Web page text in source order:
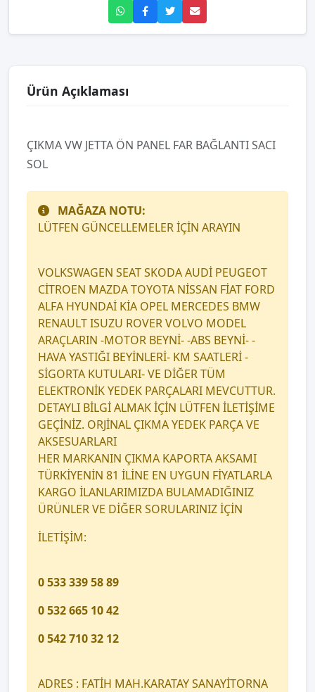
Ürün Açıklaması
ÇIKMA VW JETTA ÖN PANEL FAR BAĞLANTI SACI
SOL
MAĞAZA NOTU:
LÜTFEN GÜNCELLEMELER İÇİN ARAYIN
VOLKSWAGEN SEAT SKODA AUDİ PEUGEOT
CİTROEN MAZDA TOYOTA NİSSAN FİAT FORD
ALFA HYUNDAİ KİA OPEL MERCEDES BMW
RENAULT ISUZU ROVER VOLVO MODEL
ARAÇLARIN -MOTOR BEYNİ- -ABS BEYNİ- -
HAVA YASTIĞI BEYİNLERİ- KM SAATLERİ -
SİGORTA KUTULARI- VE DİĞER TÜM
ELEKTRONİK YEDEK PARÇALARI MEVCUTTUR.
DETAYLI BİLGİ ALMAK İÇİN LÜTFEN İLETİŞİME
GEÇİNİZ. ORJİNAL ÇIKMA YEDEK PARÇA VE
AKSESUARLARI
HER MARKANIN ÇIKMA KAPORTA AKSAMI
TÜRKİYENİN 81 İLİNE EN UYGUN FİYATLARLA
KARGO İLANLARIMIZDA BULAMADIĞINIZ
ÜRÜNLER VE DİĞER SORULARINIZ İÇİN
İLETİŞİM:
0 533 339 58 89
0 532 665 10 42
0 542 710 32 12
ADRES : FATİH MAH.KARATAY SANAYİTORNA